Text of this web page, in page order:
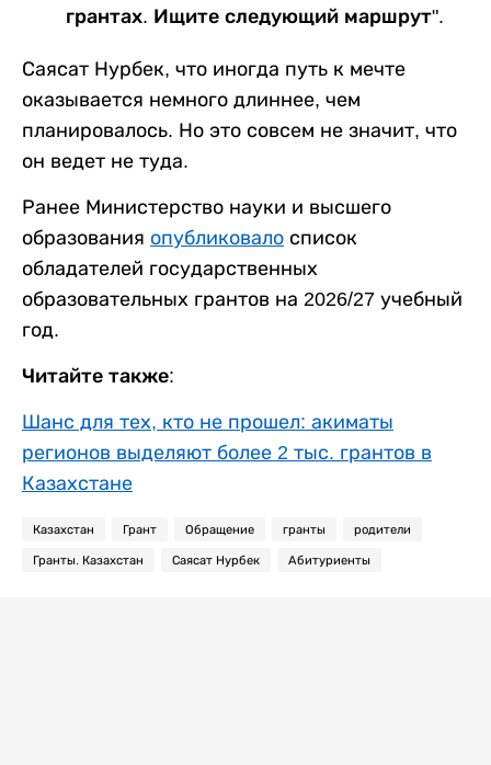
грантах. Ищите следующий маршрут".
Саясат Нурбек, что иногда путь к мечте
оказывается немного длиннее, чем
планировалось. Но это совсем не значит, что
он ведет не туда.
Ранее Министерство науки и высшего
образования опубликовало список
обладателей государственных
образовательных грантов на 2026/27 учебный
год.
Читайте также:
Шанс для тех, кто не прошел: акиматы
регионов выделяют более 2 тыс. грантов в
Казахстане
Казахстан Грант Обращение гранты родители
Гранты. Казахстан Саясат Нурбек Абитуриенты